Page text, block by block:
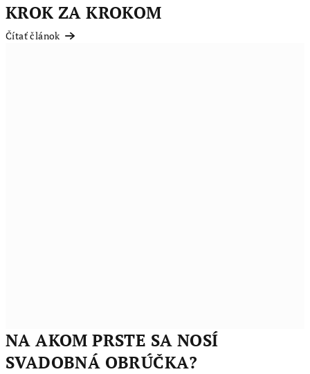
KROK ZA KROKOM
Čítať článok
NA AKOM PRSTE SA NOSÍ
SVADOBNÁ OBRÚČKA?